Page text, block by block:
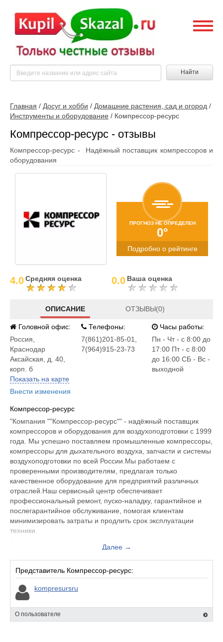
Найти
Главная / Досуг и хобби / Домашние растения, сад и огород /
Инструменты и оборудование / Компрессор-ресурс
Компрессор-ресурс - отзывы
Компрессор-ресурс - Надёжный поставщик компрессоров и
оборудования
ПРОГНОЗ НЕ ОПРЕДЕЛЕН
0°
Подробно о рейтинге
4.0Средняя оценка 0.0 Ваша оценка
ОПИСАНИЕ ОТЗЫВЫ(0)
Головной офис:
Россия
Краснодар
Аксайская, д. 40,
корп. б
Показать на карте
Внести изменения
Телефоны:
7(861)201-85-01,
7(964)915-23-73
Часы работы:
Пн - Чт - с 8:00 до
17:00 Пт - с 8:00
до 16:00 СБ - Вс -
выходной
Компрессор-ресурс
"Компания ""Компрессор-ресурс"" - надёжный поставщик
компрессоров и оборудования для воздухоподготовки с 1999
года. Мы успешно поставляем промышленные компрессоры,
компрессоры для дыхательного воздуха, запчасти и системы
воздухоподготовки по всей России.Мы работаем с
проверенными производителям, предлагая только
качественное оборудование для предприятий различных
отраслей.Наш сервисный центр обеспечивает
профессиональный ремонт, пуско-наладку, гарантийное и
послегарантийное обслуживание, помогая клиентам
минимизировать затраты и продлить срок эксплуатации
техники.
Далее →
Представитель Компрессор-ресурс:
kompresursru
О пользователе